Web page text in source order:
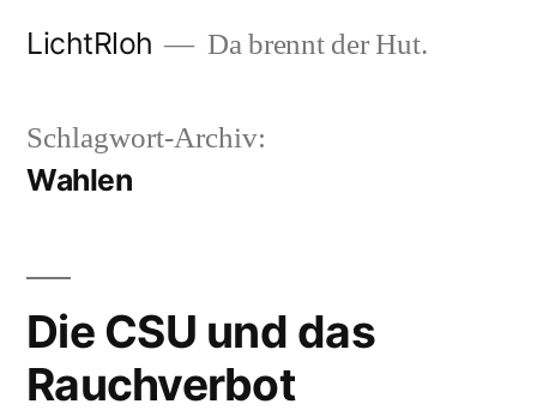
LichtRloh Da brennt der Hut.
Schlagwort-Archiv:
Wahlen
Die CSU und das
Rauchverbot